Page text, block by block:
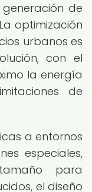
de
optimización
urbanos es
con el
la energía
de
a entornos
especiales,
para
el diseño